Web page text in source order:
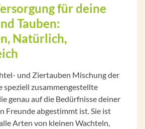
für deine
Tauben:
Natürlich,
und Ziertauben Mischung der
speziell zusammengestellte
genau auf die Bedürfnisse deiner
Freunde abgestimmt ist. Sie ist
Arten von kleinen Wachteln,